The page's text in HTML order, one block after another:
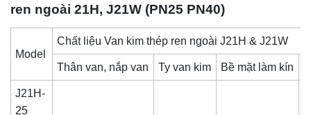
ren ngoài 21H, J21W (PN25 PN40)
Model
Chất liệu Van kim thép ren ngoài J21H & J21W
Thân van, nắp van Ty van kim Bề mặt làm kín
J21H-
25